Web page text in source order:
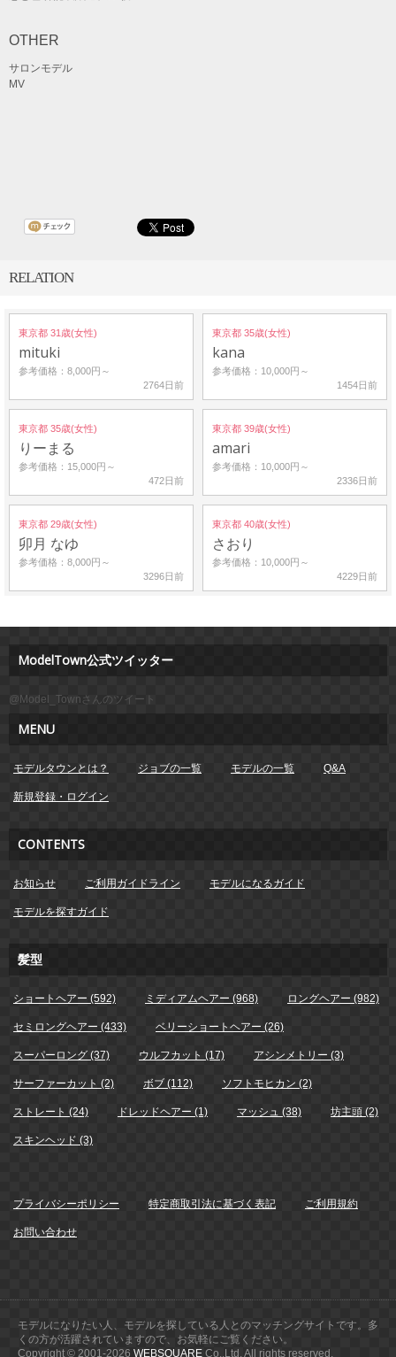
OTHER
サロンモデル
MV
RELATION
東京都 31歳(女性)
mituki
参考価格：8,000円～
2764日前
東京都 35歳(女性)
kana
参考価格：10,000円～
1454日前
東京都 35歳(女性)
りーまる
参考価格：15,000円～
472日前
東京都 39歳(女性)
amari
参考価格：10,000円～
2336日前
東京都 29歳(女性)
卯月 なゆ
参考価格：8,000円～
3296日前
東京都 40歳(女性)
さおり
参考価格：10,000円～
4229日前
ModelTown公式ツイッター
@Model_Townさんのツイート
MENU
モデルタウンとは？ ジョブの一覧 モデルの一覧 Q&A
新規登録・ログイン
CONTENTS
お知らせ ご利用ガイドライン モデルになるガイド
モデルを探すガイド
髪型
ショートヘアー (592) ミディアムヘアー (968) ロングヘアー (982)
セミロングヘアー (433) ベリーショートヘアー (26)
スーパーロング (37) ウルフカット (17) アシンメトリー (3)
サーファーカット (2) ボブ (112) ソフトモヒカン (2)
ストレート (24) ドレッドヘアー (1) マッシュ (38) 坊主頭 (2)
スキンヘッド (3)
プライバシーポリシー 特定商取引法に基づく表記 ご利用規約
お問い合わせ
モデルになりたい人、モデルを探している人とのマッチングサイトです。多
くの方が活躍されていますので、お気軽にご覧ください。
Copyright © 2001-2026 WEBSQUARE Co.,Ltd. All rights reserved.